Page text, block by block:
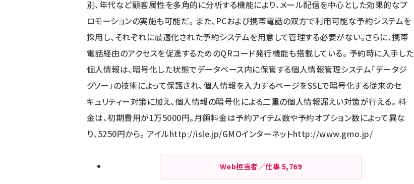
別、年代など顧客属性を多角的に分析する機能により、メール配信を中心とした効果的なプ
ロモーションの実施も可能だ。 また、PCおよび携帯電話の双方で利用可能な予約システムを
採用し、それぞれに最適化された予約システムを用意して管理する必要がない。さらに、携帯
電話経由のアクセスを促進するためのQRコード発行機能も搭載している。 予約時に入手した
個人情報は、暗号化した状態でデータベース内に保管する個人情報管理システム「データジ
グソー」の技術によって保護され、個人情報を入力するページをSSLで暗号化する従来のセ
キュリティー対策に加え、個人情報の暗号化による二重の個人情報漏えい対策が行える。 料
金は、初期費用が1万5000円。月額料金は予約アイテム数や予約オプション数によって異な
り、5250円から。 アイルhttp://isle.jp/GMOインターネットhttp://www.gmo.jp/
Web担当者／仕事 5,769